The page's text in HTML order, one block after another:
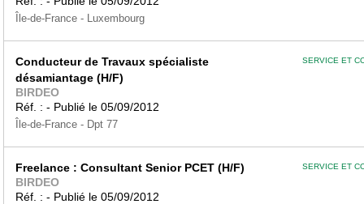
Île-de-France - Luxembourg
SERVICE ET
Conducteur de Travaux spécialiste
désamiantage (H/F)
BIRDEO
Réf. : - Publié le 05/09/2012
Île-de-France - Dpt 77
SERVICE ET
Freelance : Consultant Senior PCET (H/F)
BIRDEO
Réf. : - Publié le 05/09/2012